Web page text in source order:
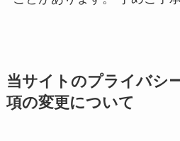
当サイトのプライバシ
項の変更について